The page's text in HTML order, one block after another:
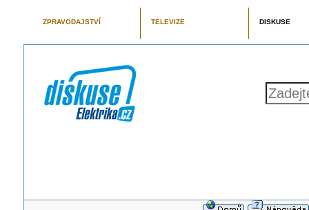
ZPRAVODAJSTVÍ TELEVIZE DISKUSE